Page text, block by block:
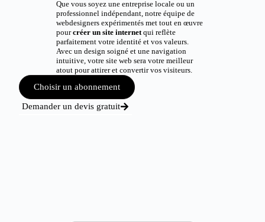
Que vous soyez une entreprise locale ou un
professionnel indépendant, notre équipe de
webdesigners expérimentés met tout en œuvre
pourcréer un site internetqui reflète
parfaitement votre identité et vos valeurs.
Avec un design soigné et une navigation
intuitive, votre site web sera votre meilleur
atout pour attirer et convertir vos visiteurs.
Choisir un abonnement
Demander un devis gratuit